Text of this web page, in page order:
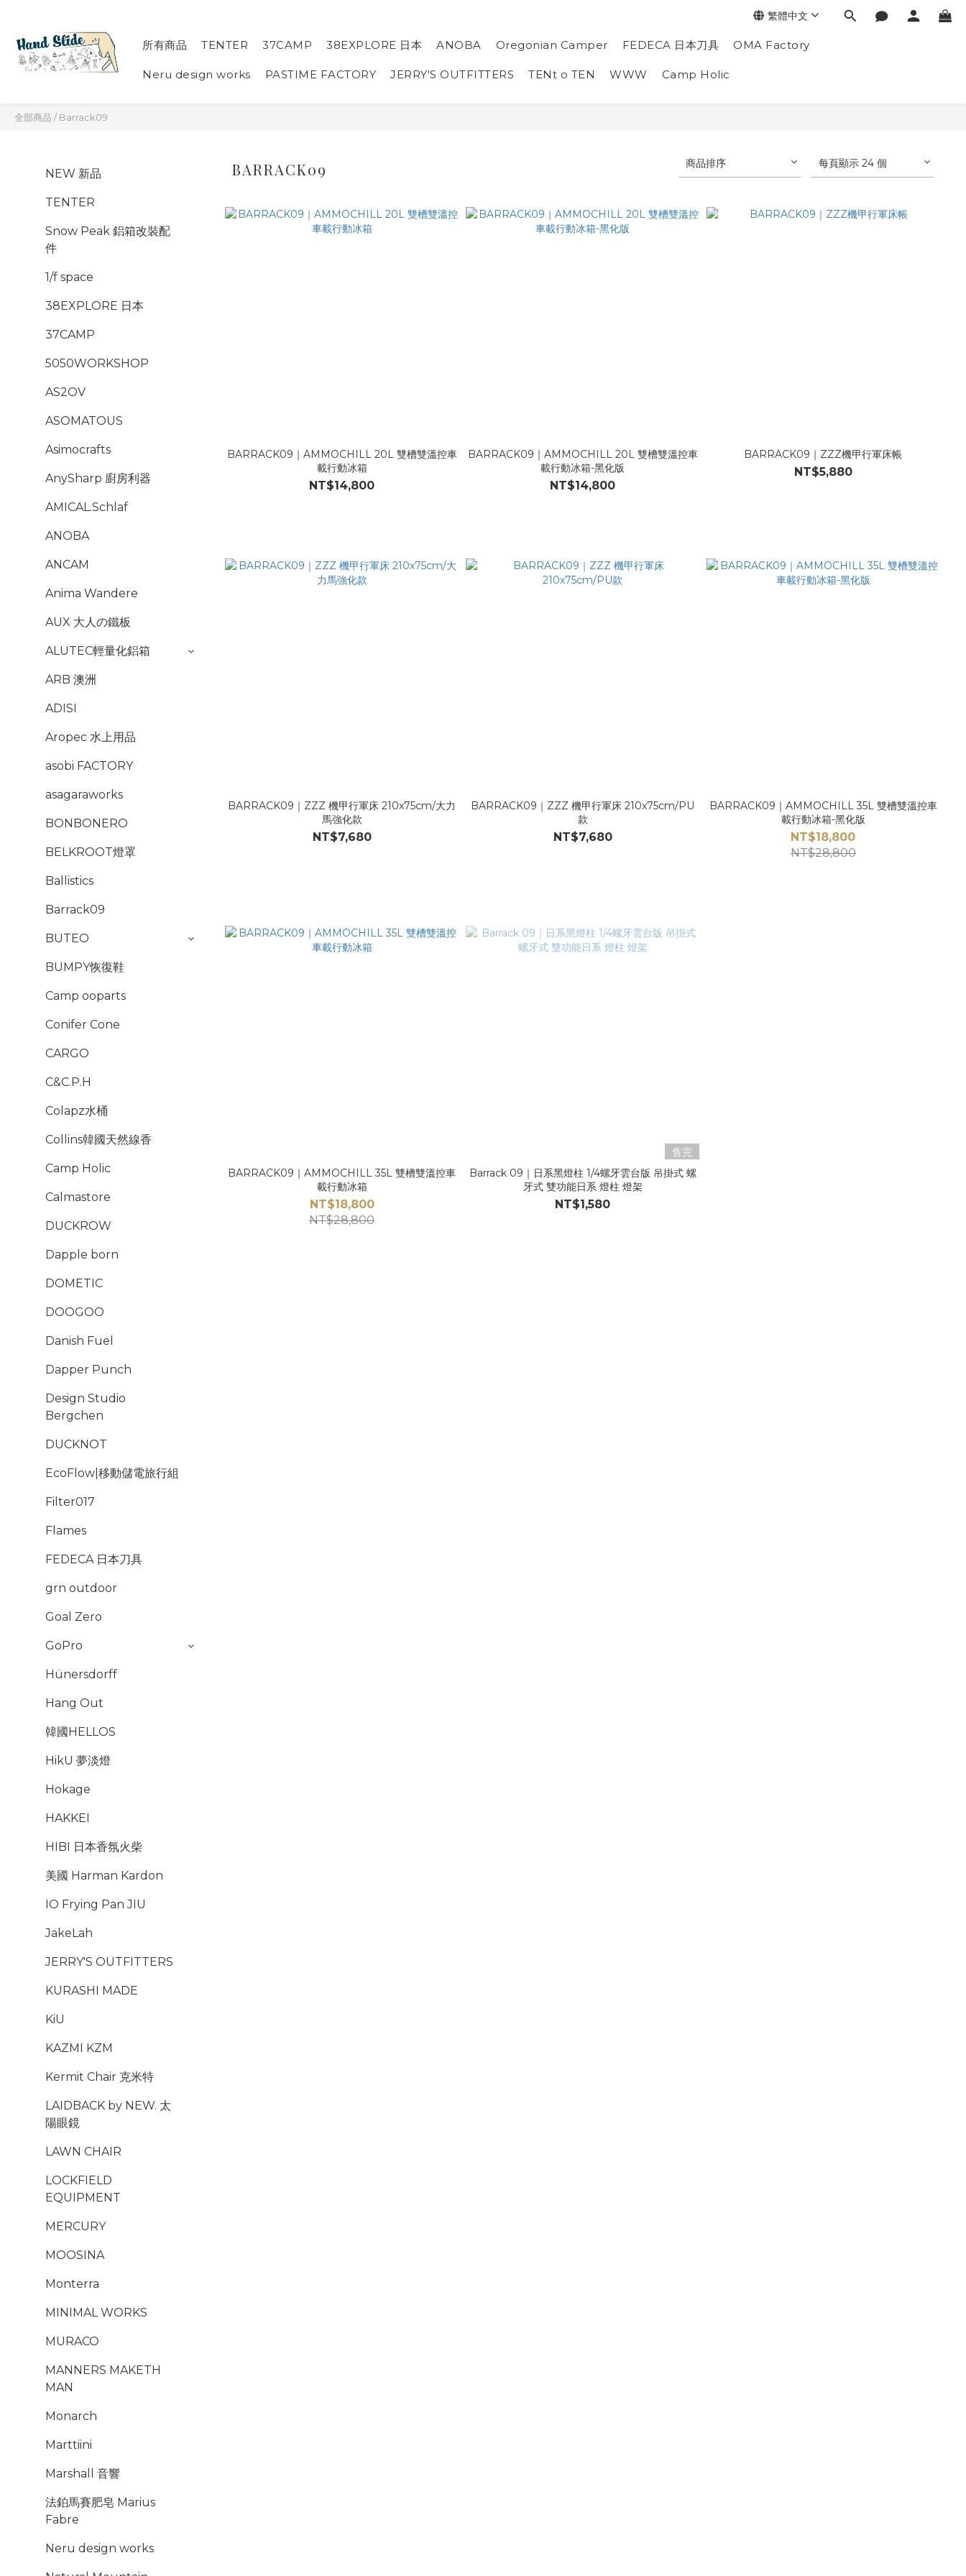
所有商品 TENTER 37CAMP 38EXPLORE 日本 ANOBA Oregonian Camper FEDECA 日本刀具 OMA Factory
Neru design works PASTIME FACTORY JERRY'S OUTFITTERS TENt o TEN WWW Camp Holic
繁體中文
全部商品 /Barrack09
NEW 新品
TENTER
Snow Peak 鋁箱改裝配
件
1/f space
38EXPLORE 日本
37CAMP
5050WORKSHOP
AS2OV
ASOMATOUS
Asimocrafts
AnySharp 廚房利器
AMICAL.Schlaf
ANOBA
ANCAM
Anima Wandere
AUX 大人の鐵板
ALUTEC輕量化鋁箱
ARB 澳洲
ADISI
Aropec 水上用品
asobi FACTORY
asagaraworks
BONBONERO
BELKROOT燈罩
Ballistics
Barrack09
BUTEO
BUMPY恢復鞋
Camp ooparts
Conifer Cone
CARGO
C&C.P.H
Colapz水桶
Collins韓國天然線香
Camp Holic
Calmastore
DUCKROW
Dapple born
DOMETIC
DOOGOO
Danish Fuel
Dapper Punch
Design Studio
Bergchen
DUCKNOT
EcoFlow|移動儲電旅行組
Filter017
Flames
FEDECA 日本刀具
grn outdoor
Goal Zero
GoPro
Hünersdorff
Hang Out
韓國HELLOS
HikU 夢淡燈
Hokage
HAKKEI
HIBI 日本香氛火柴
美國 Harman Kardon
IO Frying Pan JIU
JakeLah
JERRY'S OUTFITTERS
KURASHI MADE
KiU
KAZMI KZM
Kermit Chair 克米特
LAIDBACK by NEW. 太
陽眼鏡
LAWN CHAIR
LOCKFIELD
EQUIPMENT
MERCURY
MOOSINA
Monterra
MINIMAL WORKS
MURACO
MANNERS MAKETH
MAN
Monarch
Marttiini
Marshall 音響
法鉑馬賽肥皂 Marius
Fabre
Neru design works
BARRACK09 商品排序 每頁顯示 24 個
BARRACK09｜AMMOCHILL 20L 雙槽雙溫控車
載行動冰箱
NT$14,800
BARRACK09｜AMMOCHILL 20L 雙槽雙溫控車
載行動冰箱-黑化版
NT$14,800
BARRACK09｜ZZZ機甲行軍床帳
NT$5,880
BARRACK09｜ZZZ 機甲行軍床 210x75cm/大力
馬強化款
NT$7,680
BARRACK09｜ZZZ 機甲行軍床 210x75cm/PU
款
NT$7,680
BARRACK09｜AMMOCHILL 35L 雙槽雙溫控車
載行動冰箱-黑化版
NT$18,800
NT$28,800
BARRACK09｜AMMOCHILL 35L 雙槽雙溫控車
載行動冰箱
NT$18,800
NT$28,800
售完
Barrack 09｜日系黑燈柱 1/4螺牙雲台版 吊掛式 螺
牙式 雙功能日系 燈柱 燈架
NT$1,580